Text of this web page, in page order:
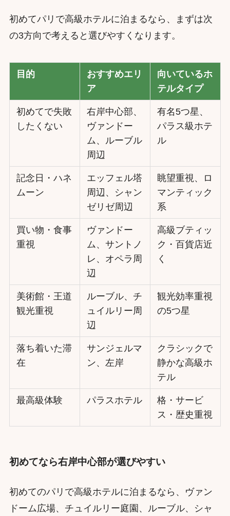
初めてパリで高級ホテルに泊まるなら、まずは次
の3方向で考えると選びやすくなります。
目的
おすすめエリ
ア
向いているホ
テルタイプ
初めてで失敗
したくない
右岸中心部、
ヴァンドー
ム、ルーブル
周辺
有名5つ星、
パラス級ホテ
ル
記念日・ハネ
ムーン
エッフェル塔
周辺、シャン
ゼリゼ周辺
眺望重視、ロ
マンティック
系
買い物・食事
重視
ヴァンドー
ム、サントノ
レ、オペラ周
辺
高級ブティッ
ク・百貨店近
く
美術館・王道
観光重視
ルーブル、チ
ュイルリー周
辺
観光効率重視
の5つ星
落ち着いた滞
在
サンジェルマ
ン、左岸
クラシックで
静かな高級ホ
テル
最高級体験 パラスホテル
格・サービ
ス・歴史重視
初めてなら右岸中心部が選びやすい
初めてのパリで高級ホテルに泊まるなら、ヴァン
ドーム広場、チュイルリー庭園、ルーブル、シャ